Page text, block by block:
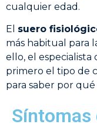
cualquier edad.
El suero
más habitual para
ello, el
primero el tipo de
para saber por